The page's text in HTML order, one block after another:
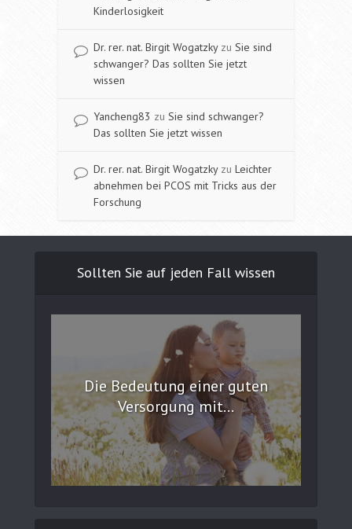
Kinderlosigkeit
Dr. rer. nat. Birgit Wogatzkyzu Sie sind
schwanger? Das sollten Sie jetzt
wissen
Yancheng83 zu Sie sind schwanger?
Das sollten Sie jetzt wissen
Dr. rer. nat. Birgit Wogatzkyzu Leichter
abnehmen bei PCOS mit Tricks aus der
Forschung
Sollten Sie auf jeden Fall wissen
Die Bedeutung einer guten
Versorgung mit...